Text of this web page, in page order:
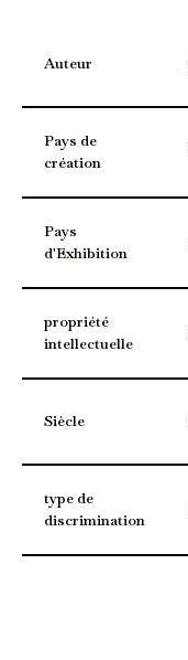
Auteur
Pays de
création
Pays
d'Exhibition
propriété
intellectuelle
Siècle
type de
discrimination